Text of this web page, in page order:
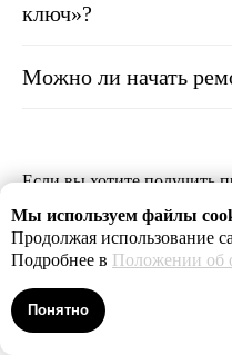
Мы используем файлы
Продолжая использование
Подробнее в Положении об
Понятно
ключ»?
Можно ли начать
Если вы хотите получить
переделок и лишних
получения подробной
ФинишРемонт подготовит
экономичных до